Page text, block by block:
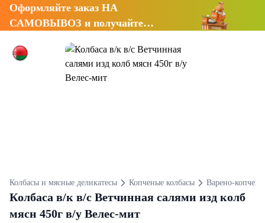
Оформляйте заказ НА
САМОВЫВОЗ и получайте
Колбасы и мясные деликатесы Копченые колбасы Варено-
Колбаса в/к в/с Ветчинная салями изд колб
мясн 450г в/у Велес-мит